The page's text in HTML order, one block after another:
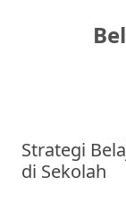
Strategi
di Sekolah